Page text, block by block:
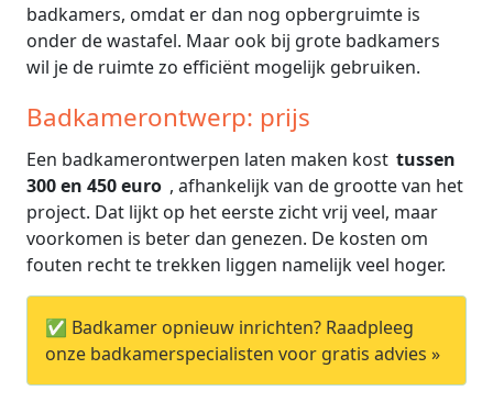
badkamers, omdat er dan nog opbergruimte is
onder de wastafel. Maar ook bij grote badkamers
wil je de ruimte zo efficiënt mogelijk gebruiken.
Badkamerontwerp: prijs
Een badkamerontwerpen laten maken kost tussen
300 en 450 euro , afhankelijk van de grootte van het
project. Dat lijkt op het eerste zicht vrij veel, maar
voorkomen is beter dan genezen. De kosten om
fouten recht te trekken liggen namelijk veel hoger.
✅ Badkamer opnieuw inrichten? Raadpleeg
onze badkamerspecialisten voor gratis advies »